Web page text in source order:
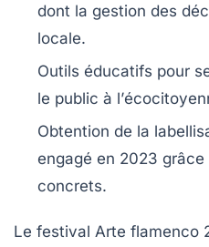
dont la gestion des
locale.
Outils éducatifs pour
le public à l’
Obtention de la
engagé en 2023 grâce
concrets.
Le festival Arte flamenco